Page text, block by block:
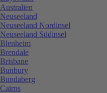
Australien
Neuseeland
Neuseeland Nordinsel
Neuseeland Südinsel
Blenheim
Brendale
Brisbane
Bunbury
Bundaberg
Cairns